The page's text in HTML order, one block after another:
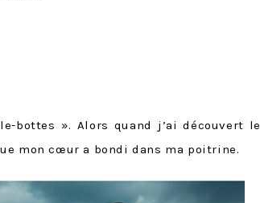
bottes ». Alors quand j’ai découvert le
mon cœur a bondi dans ma poitrine.